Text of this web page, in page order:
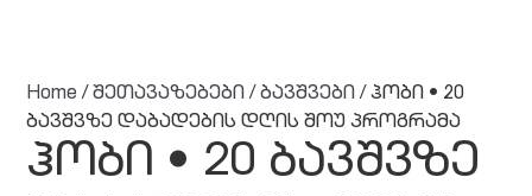
Home /შეთავაზებები /ბავშვები / ჰობი • 20
ბავშვზე დაბადების დღის შოუ პროგრამა
ჰობი • 20 ბავშვზე